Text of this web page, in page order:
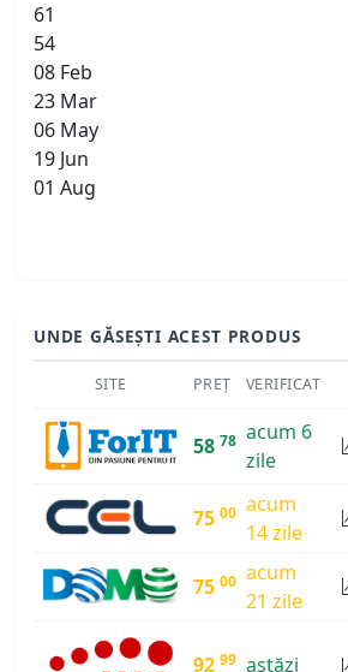
61
54
08 Feb
23 Mar
06 May
19 Jun
01 Aug
UNDE GĂSEȘTI ACEST PRODUS
SITE PREȚ VERIFICAT
58 78 acum 6
zile
75 00 acum
14 zile
75 00 acum
21 zile
92 99 astăzi